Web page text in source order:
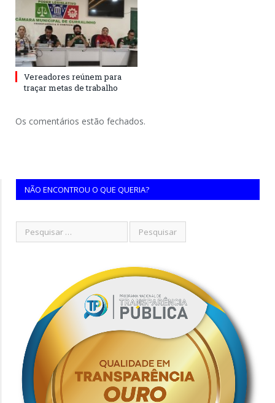
Vereadores reúnem para
traçar metas de trabalho
Os comentários estão fechados.
NÃO ENCONTROU O QUE QUERIA?